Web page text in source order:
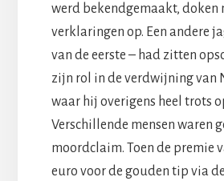
werd bekendgemaakt, doken
verklaringen op. Een andere
van de eerste – had zitten
zijn rol in de verdwijning van
waar hij overigens heel trots
Verschillende mensen waren
moordclaim. Toen de premie
euro voor de gouden tip via